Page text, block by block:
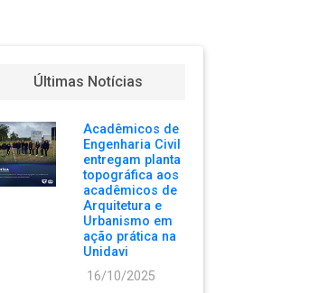
Últimas Notícias
Acadêmicos de
Engenharia Civil
entregam planta
topográfica aos
acadêmicos de
Arquitetura e
Urbanismo em
ação prática na
Unidavi
16/10/2025